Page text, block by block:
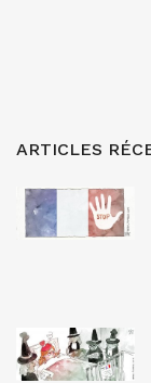
ARTICLES